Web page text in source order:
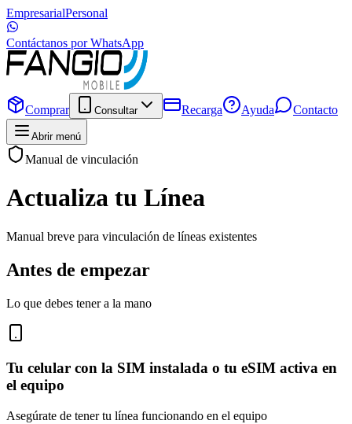
EmpresarialPersonal
Contáctanos por WhatsApp
Comprar Consultar Recarga Ayuda Contacto
Abrir menú
Manual de vinculación
Actualiza tu Línea
Manual breve para vinculación de líneas existentes
Antes de empezar
Lo que debes tener a la mano
Tu celular con la SIM instalada o tu eSIM activa en
el equipo
Asegúrate de tener tu línea funcionando en el equipo